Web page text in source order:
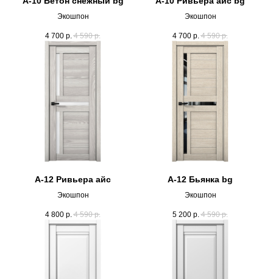
Экошпон
4 700 р. 4 590 р.
Экошпон
4 700 р. 4 590 р.
А-12 Ривьера айс
Экошпон
4 800 р. 4 590 р.
А-12 Бьянка bg
Экошпон
5 200 р. 4 590 р.